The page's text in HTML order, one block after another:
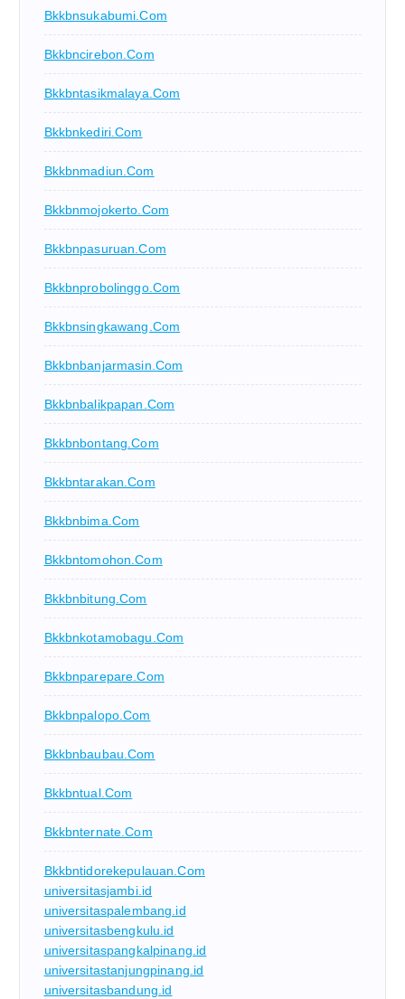
Bkkbnsukabumi.com
Bkkbncirebon.com
Bkkbntasikmalaya.com
Bkkbnkediri.com
Bkkbnmadiun.com
Bkkbnmojokerto.com
Bkkbnpasuruan.com
Bkkbnprobolinggo.com
Bkkbnsingkawang.com
Bkkbnbanjarmasin.com
Bkkbnbalikpapan.com
Bkkbnbontang.com
Bkkbntarakan.com
Bkkbnbima.com
Bkkbntomohon.com
Bkkbnbitung.com
Bkkbnkotamobagu.com
Bkkbnparepare.com
Bkkbnpalopo.com
Bkkbnbaubau.com
Bkkbntual.com
Bkkbnternate.com
Bkkbntidorekepulauan.com
universitasjambi.id
universitaspalembang.id
universitasbengkulu.id
universitaspangkalpinang.id
universitastanjungpinang.id
universitasbandung.id